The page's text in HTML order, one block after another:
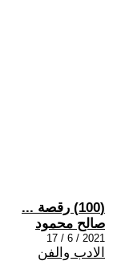
(100) رقصة ...
صالح محمود
2021 / 6 / 17
الادب والفن